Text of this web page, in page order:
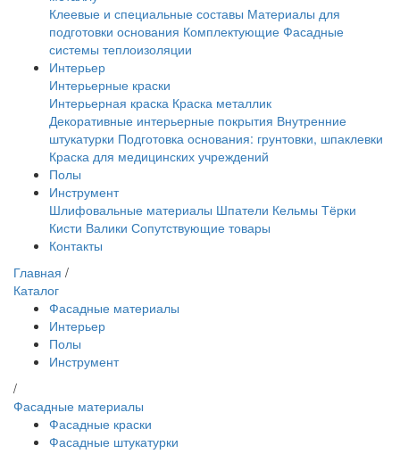
Клеевые и специальные составы Материалы для
подготовки основания Комплектующие Фасадные
системы теплоизоляции
Интерьер
Интерьерные краски
Интерьерная краска Краска металлик
Декоративные интерьерные покрытия Внутренние
штукатурки Подготовка основания: грунтовки, шпаклевки
Краска для медицинских учреждений
Полы
Инструмент
Шлифовальные материалы Шпатели Кельмы Тёрки
Кисти Валики Сопутствующие товары
Контакты
Главная /
Каталог
Фасадные материалы
Интерьер
Полы
Инструмент
/
Фасадные материалы
Фасадные краски
Фасадные штукатурки